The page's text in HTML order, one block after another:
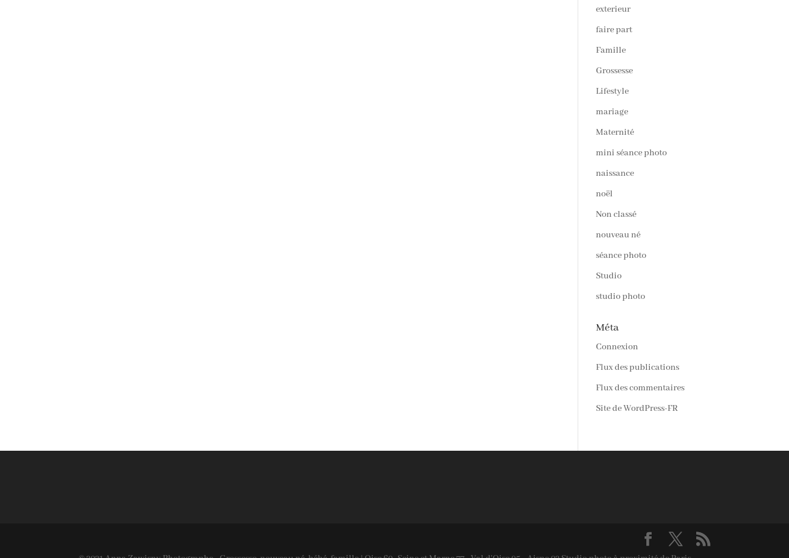
exterieur
faire part
Famille
Grossesse
Lifestyle
mariage
Maternité
mini séance photo
naissance
noël
Non classé
nouveau né
séance photo
Studio
studio photo
Méta
Connexion
Flux des publications
Flux des commentaires
Site de WordPress-FR